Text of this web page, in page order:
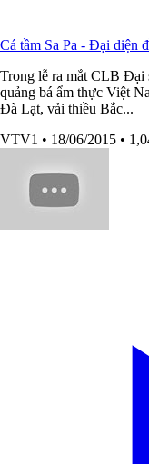
Cá tầm Sa Pa - Đại diện
Trong lễ ra mắt CLB
quảng bá ẩm thực Việt
Đà Lạt, vải thiều Bắc...
VTV1 • 18/06/2015 •